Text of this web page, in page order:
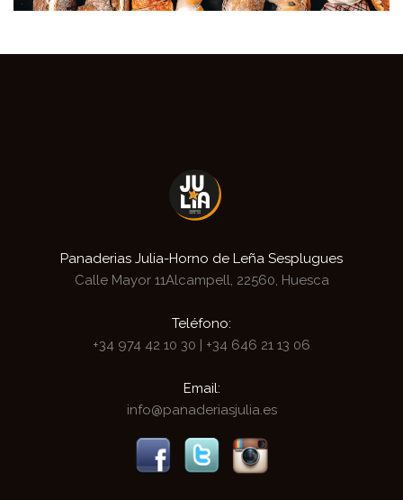
Panaderias Julia-Horno de Leña Sesplugues
Calle Mayor 11Alcampell, 22560, Huesca
Teléfono:
+34 974 42 10 30 | +34 646 21 13 06
Email:
info@panaderiasjulia.es